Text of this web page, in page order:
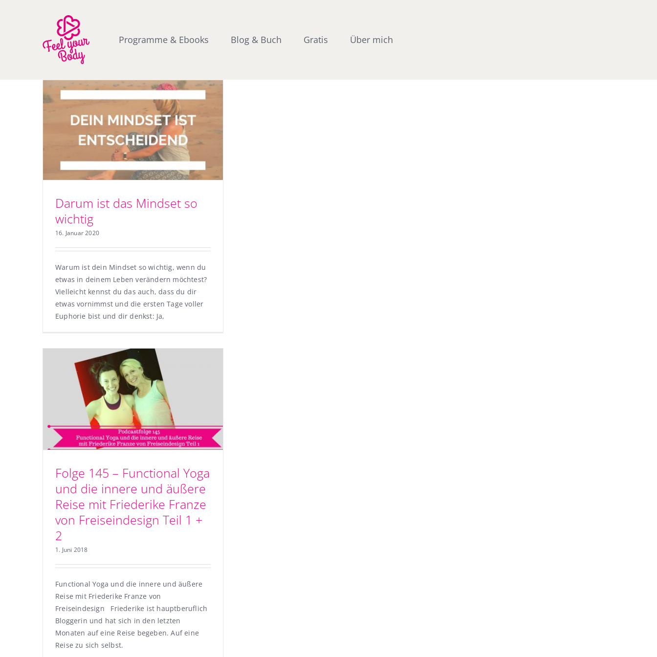
Programme & Ebooks Blog & Buch Gratis Über mich
Darum ist das Mindset so
wichtig
16. Januar 2020
Warum ist dein Mindset so wichtig, wenn du
etwas in deinem Leben verändern möchtest?
Vielleicht kennst du das auch, dass du dir
etwas vornimmst und die ersten Tage voller
Euphorie bist und dir denkst: Ja,
Folge 145 – Functional Yoga
und die innere und äußere
Reise mit Friederike Franze
von Freiseindesign Teil 1 +
2
1. Juni 2018
Functional Yoga und die innere und äußere
Reise mit Friederike Franze von
Freiseindesign Friederike ist hauptberuflich
Bloggerin und hat sich in den letzten
Monaten auf eine Reise begeben. Auf eine
Reise zu sich selbst.